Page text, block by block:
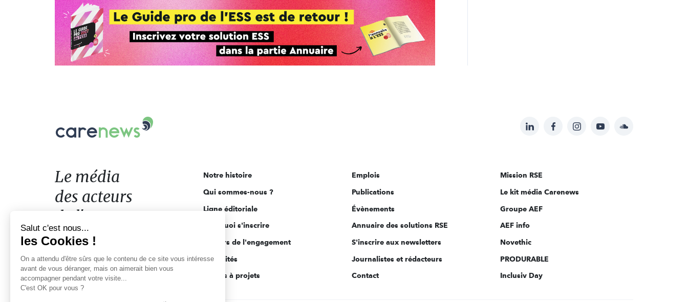
Suivez-
sur:
LinkedInFacebookInstagramYouTubeSoundcloud
Le
acteurs
de
l'engagement
Le média
des acteurs
de l'engagement
Notre histoire
Qui sommes-nous ?
Ligne éditoriale
Pourquoi s'inscrire
Acteurs de l'engagement
Actualités
Appels à projets
Emplois
Publications
Évènements
Annuaire des solutions RSE
S'inscrire aux newsletters
Journalistes et rédacteurs
Contact
Mission RSE
Le kit média Carenews
Groupe AEF
AEF info
Novethic
PRODURABLE
Inclusiv Day
les Cookies !
de ce site vous intéresse avant de
vous déranger, mais on aimerait bien vous accompagner pendant
votre visite...
C'est OK pour vous ?